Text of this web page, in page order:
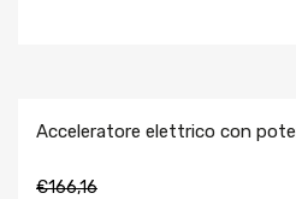
Acceleratore elettrico con
€166,16